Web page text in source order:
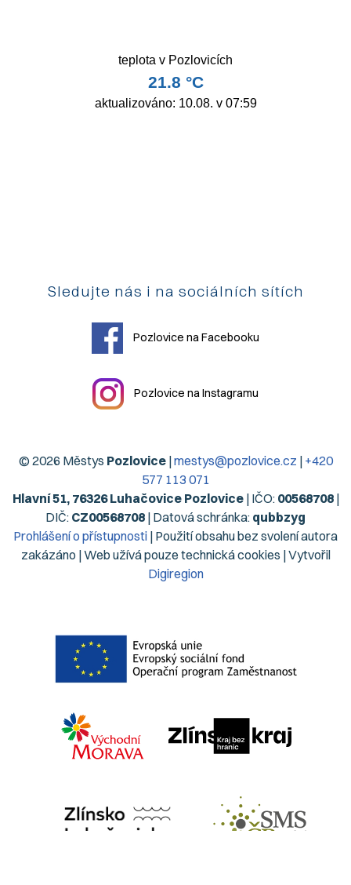
Sledujte nás i na sociálních sítích
Pozlovice na Facebooku
Pozlovice na Instagramu
© 2026 Městys Pozlovice|mestys@pozlovice.cz | +420
577 113 071
Hlavní 51, 76326 Luhačovice Pozlovice| IČO: 00568708|
DIČ: CZ00568708 | Datová schránka: qubbzyg
Prohlášení o přístupnosti | Použití obsahu bez svolení autora
zakázáno | Web užívá pouze technická cookies | Vytvořil
Digiregion